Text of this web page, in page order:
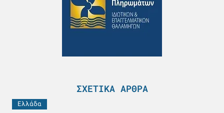
ΣΧΕΤΙΚΆ ΆΡΘΡΑ
Ελλάδα